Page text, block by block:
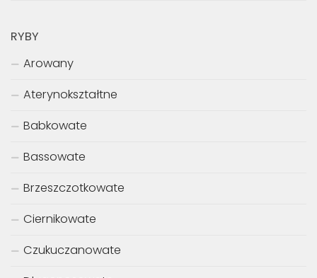
RYBY
Arowany
Aterynokształtne
Babkowate
Bassowate
Brzeszczotkowate
Ciernikowate
Czukuczanowate